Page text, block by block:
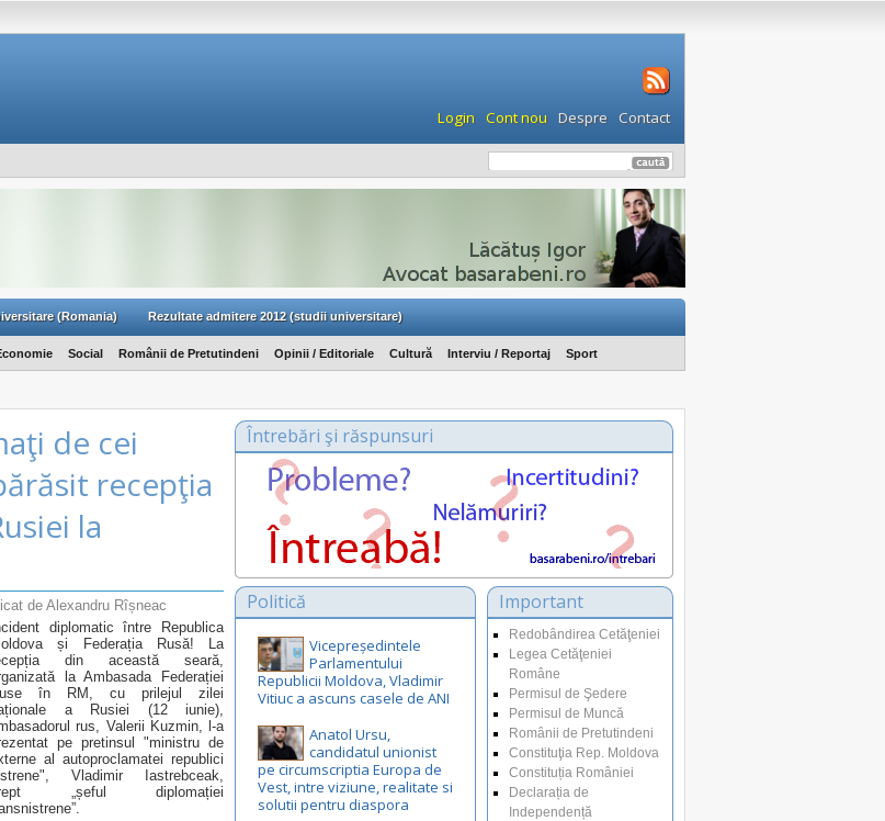
Login Cont nou Despre Contact
(Romania) Rezultate admitere 2012 (studii universitare)
Social Românii de Pretutindeni Opinii / Editoriale Cultură Interviu / Reportaj Sport
de cei
recepţia
la
de Alexandru Rîșneac
diplomatic între Republica
și Federația Rusă! La
din această seară,
la Ambasada Federației
în RM, cu prilejul zilei
a Rusiei (12 iunie),
rus, Valerii Kuzmin, l-a
pe pretinsul "ministru de
al autoproclamatei republici
Vladimir Iastrebceak,
„șeful diplomației
Întrebări şi răspunsuri
Important
Redobândirea Cetăţeniei
Legea Cetăţeniei
Române
Permisul de Şedere
Permisul de Muncă
Românii de Pretutindeni
Constituţia Rep. Moldova
Constituția României
Declarația de
Independență
Politică
Vicepreședintele
Parlamentului
Republicii Moldova, Vladimir
Vitiuc a ascuns casele de ANI
Anatol Ursu,
candidatul unionist
pe circumscriptia Europa de
Vest, intre viziune, realitate si
solutii pentru diaspora